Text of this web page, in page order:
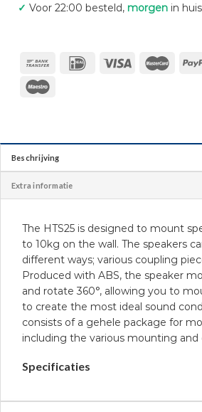
✓ Voor 22:00 besteld, morgenin huis
Beschrijving
Extra informatie
The HTS25 is designed to mount
to 10kg on the wall. The speakers
different ways; various coupling
Produced with ABS, the speaker
and rotate 360°, allowing you to
to create the most ideal sound
consists of a gehele package for
including the various mounting and
Specificaties